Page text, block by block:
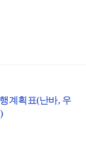
계획표(난바, 우